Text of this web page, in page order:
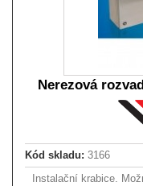
Nerezová
Kód skladu: 3166
Instalační krabice.